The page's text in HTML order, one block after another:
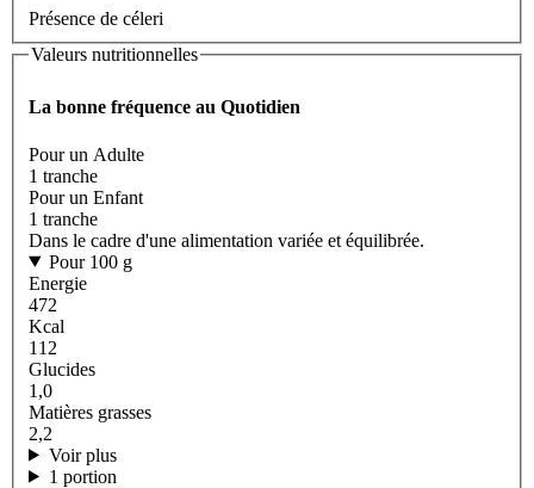
Présence de céleri
Valeurs nutritionnelles
La bonne fréquence au Quotidien
Pour un Adulte
1 tranche
Pour un Enfant
1 tranche
Dans le cadre d'une alimentation variée et équilibrée.
Pour 100 g
Energie
472
Kcal
112
Glucides
1,0
Matières grasses
2,2
Voir plus
1 portion